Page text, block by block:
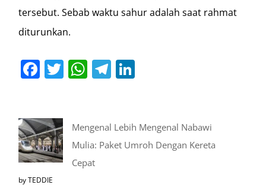
tersebut. Sebab waktu sahur adalah saat rahmat
diturunkan.
Facebook
Twitter
WhatsApp
Telegram
Mengenal Lebih Mengenal Nabawi
Mulia: Paket Umroh Dengan Kereta
Cepat
by TEDDIE